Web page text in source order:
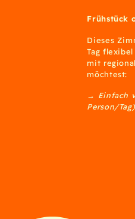
Frühstück
Dieses
Tag
mit
möchtest:
→ Einfach
Person/